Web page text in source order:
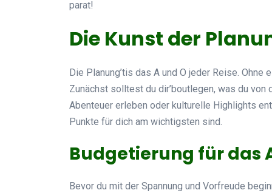
parat!
Die Kunst der
Die Planung’tis das A und O jeder Reise.
Zunächst solltest du dir’boutlegen, was du
Abenteuer erleben oder kulturelle Highlights
Punkte für dich am wichtigsten sind.
Budgetierung für das
Bevor du mit der Spannung und Vorfreude